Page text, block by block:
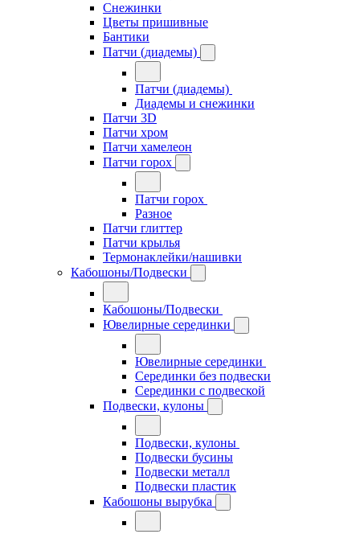
Снежинки
Цветы пришивные
Бантики
Патчи (диадемы)
Патчи (диадемы)
Диадемы и снежинки
Патчи 3D
Патчи хром
Патчи хамелеон
Патчи горох
Патчи горох
Разное
Патчи глиттер
Патчи крылья
Термонаклейки/нашивки
Кабошоны/Подвески
Кабошоны/Подвески
Ювелирные серединки
Ювелирные серединки
Серединки без подвески
Серединки с подвеской
Подвески, кулоны
Подвески, кулоны
Подвески бусины
Подвески металл
Подвески пластик
Кабошоны вырубка